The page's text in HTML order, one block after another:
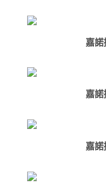
嘉諾
嘉諾
嘉諾